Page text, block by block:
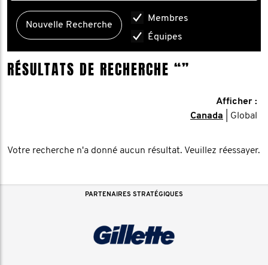
Membres
Équipes
RÉSULTATS DE RECHERCHE “”
Afficher :
Canada | Global
Votre recherche n'a donné aucun résultat. Veuillez réessayer.
PARTENAIRES STRATÉGIQUES